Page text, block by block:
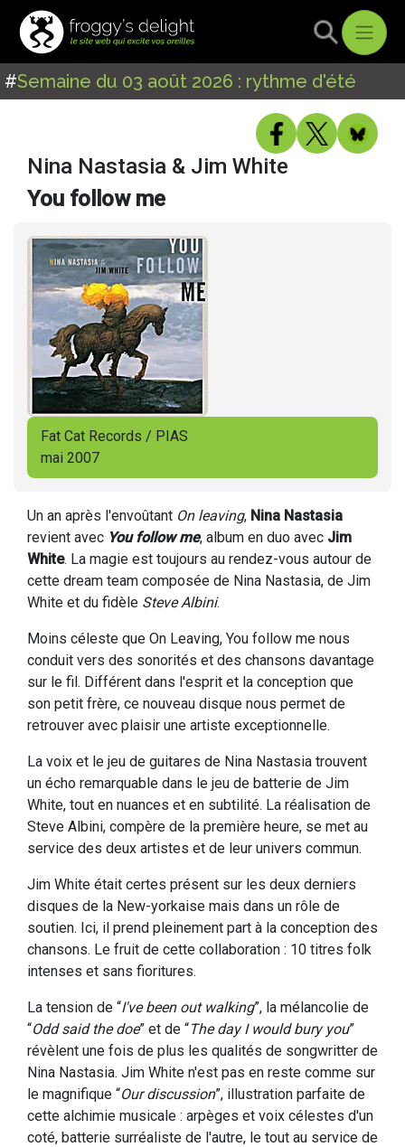
#Semaine du 03 août 2026 : rythme d'été
Nina Nastasia & Jim White
You follow me
Fat Cat Records / PIAS
mai 2007
Un an après l'envoûtant On leaving, Nina Nastasia
revient avec You follow me, album en duo avec Jim
White. La magie est toujours au rendez-vous autour de
cette dream team composée de Nina Nastasia, de Jim
White et du fidèle Steve Albini.
Moins céleste que On Leaving, You follow me nous
conduit vers des sonorités et des chansons davantage
sur le fil. Différent dans l'esprit et la conception que
son petit frère, ce nouveau disque nous permet de
retrouver avec plaisir une artiste exceptionnelle.
La voix et le jeu de guitares de Nina Nastasia trouvent
un écho remarquable dans le jeu de batterie de Jim
White, tout en nuances et en subtilité. La réalisation de
Steve Albini, compère de la première heure, se met au
service des deux artistes et de leur univers commun.
Jim White était certes présent sur les deux derniers
disques de la New-yorkaise mais dans un rôle de
soutien. Ici, il prend pleinement part à la conception des
chansons. Le fruit de cette collaboration : 10 titres folk
intenses et sans fioritures.
La tension de “I've been out walking”, la mélancolie de
“Odd said the doe” et de “The day I would bury you”
révèlent une fois de plus les qualités de songwritter de
Nina Nastasia. Jim White n'est pas en reste comme sur
le magnifique “Our discussion”, illustration parfaite de
cette alchimie musicale : arpèges et voix célestes d'un
coté, batterie surréaliste de l'autre, le tout au service de